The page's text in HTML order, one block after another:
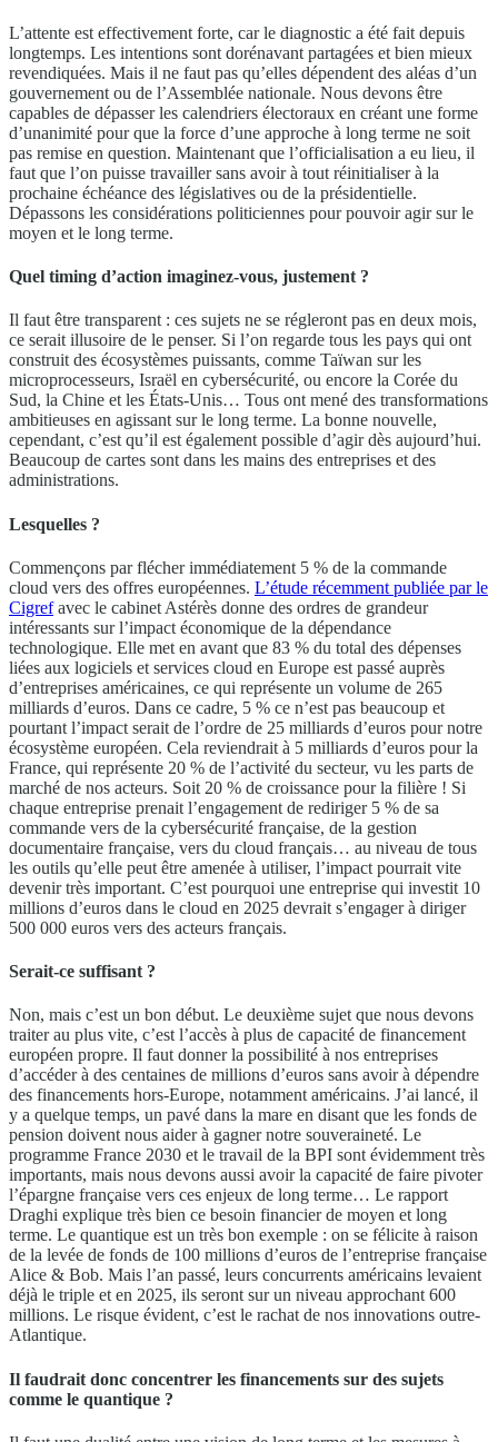
L’attente est effectivement forte, car le diagnostic a été fait depuis
longtemps. Les intentions sont dorénavant partagées et bien mieux
revendiquées. Mais il ne faut pas qu’elles dépendent des aléas d’un
gouvernement ou de l’Assemblée nationale. Nous devons être
capables de dépasser les calendriers électoraux en créant une forme
d’unanimité pour que la force d’une approche à long terme ne soit
pas remise en question. Maintenant que l’officialisation a eu lieu, il
faut que l’on puisse travailler sans avoir à tout réinitialiser à la
prochaine échéance des législatives ou de la présidentielle.
Dépassons les considérations politiciennes pour pouvoir agir sur le
moyen et le long terme.
Quel timing d’action imaginez-vous, justement ?
Il faut être transparent : ces sujets ne se régleront pas en deux mois,
ce serait illusoire de le penser. Si l’on regarde tous les pays qui ont
construit des écosystèmes puissants, comme Taïwan sur les
microprocesseurs, Israël en cybersécurité, ou encore la Corée du
Sud, la Chine et les États-Unis… Tous ont mené des transformations
ambitieuses en agissant sur le long terme. La bonne nouvelle,
cependant, c’est qu’il est également possible d’agir dès aujourd’hui.
Beaucoup de cartes sont dans les mains des entreprises et des
administrations.
Lesquelles ?
Commençons par flécher immédiatement 5 % de la commande
cloud vers des offres européennes. L’étude récemment publiée par le
Cigrefavec le cabinet Astérès donne des ordres de grandeur
intéressants sur l’impact économique de la dépendance
technologique. Elle met en avant que 83 % du total des dépenses
liées aux logiciels et services cloud en Europe est passé auprès
d’entreprises américaines, ce qui représente un volume de 265
milliards d’euros. Dans ce cadre, 5 % ce n’est pas beaucoup et
pourtant l’impact serait de l’ordre de 25 milliards d’euros pour notre
écosystème européen. Cela reviendrait à 5 milliards d’euros pour la
France, qui représente 20 % de l’activité du secteur, vu les parts de
marché de nos acteurs. Soit 20 % de croissance pour la filière ! Si
chaque entreprise prenait l’engagement de rediriger 5 % de sa
commande vers de la cybersécurité française, de la gestion
documentaire française, vers du cloud français… au niveau de tous
les outils qu’elle peut être amenée à utiliser, l’impact pourrait vite
devenir très important. C’est pourquoi une entreprise qui investit 10
millions d’euros dans le cloud en 2025 devrait s’engager à diriger
500 000 euros vers des acteurs français.
Serait-ce suffisant ?
Non, mais c’est un bon début. Le deuxième sujet que nous devons
traiter au plus vite, c’est l’accès à plus de capacité de financement
européen propre. Il faut donner la possibilité à nos entreprises
d’accéder à des centaines de millions d’euros sans avoir à dépendre
des financements hors-Europe, notamment américains. J’ai lancé, il
y a quelque temps, un pavé dans la mare en disant que les fonds de
pension doivent nous aider à gagner notre souveraineté. Le
programme France 2030 et le travail de la BPI sont évidemment très
importants, mais nous devons aussi avoir la capacité de faire pivoter
l’épargne française vers ces enjeux de long terme… Le rapport
Draghi explique très bien ce besoin financier de moyen et long
terme. Le quantique est un très bon exemple : on se félicite à raison
de la levée de fonds de 100 millions d’euros de l’entreprise française
Alice & Bob. Mais l’an passé, leurs concurrents américains levaient
déjà le triple et en 2025, ils seront sur un niveau approchant 600
millions. Le risque évident, c’est le rachat de nos innovations outre-
Atlantique.
Il faudrait donc concentrer les financements sur des sujets
comme le quantique ?